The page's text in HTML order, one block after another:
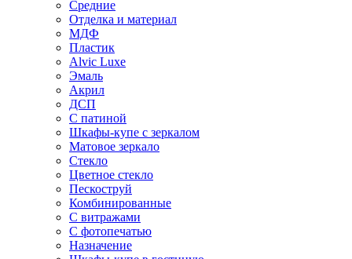
Средние
Отделка и материал
МДФ
Пластик
Alvic Luxe
Эмаль
Акрил
ДСП
С патиной
Шкафы-купе с зеркалом
Матовое зеркало
Стекло
Цветное стекло
Пескоструй
Комбинированные
С витражами
С фотопечатью
Назначение